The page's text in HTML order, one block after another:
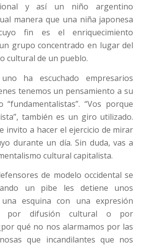
y así un niño argentino
manera que una niña japonesa
fin es el enriquecimiento
grupo concentrado en lugar del
cultural de un pueblo.
ha escuchado empresarios
tenemos un pensamiento a su
“fundamentalistas”. “Vos porque
también es un giro utilizado.
invito a hacer el ejercicio de mirar
durante un día. Sin duda, vas a
cultural capitalista.
de modelo occidental se
un pibe les detiene unos
esquina con una expresión
por difusión cultural o por
qué no nos alarmamos por las
que incandilantes que nos